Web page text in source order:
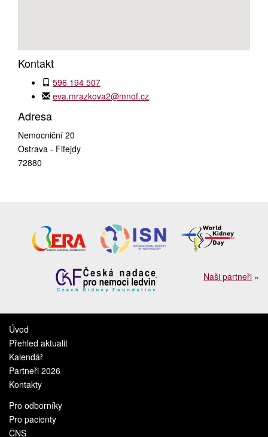
Kontakt
596 194 507
eva.mrazkova2@mnof.cz
Adresa
Nemocniční 20
Ostrava - Fifejdy
72880
Naši partneři »
Úvod
Přehled aktualit
Kalendář
Partneři 2026
Kontakty
Pro odborníky
Pro pacienty
ČNS